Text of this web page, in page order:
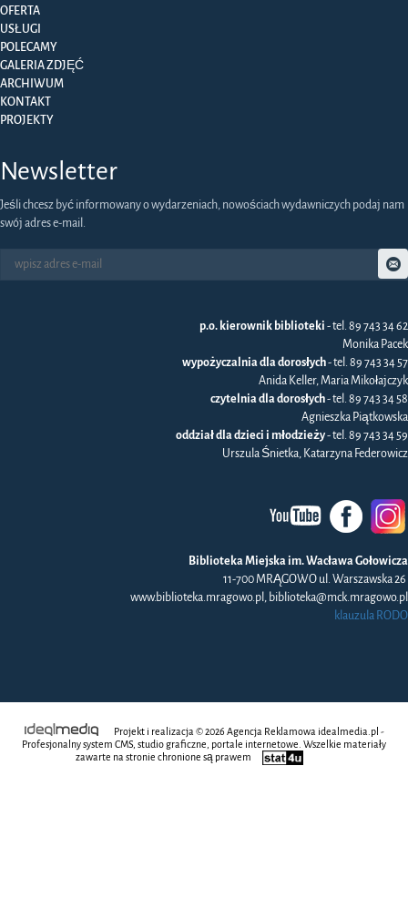
OFERTA
USŁUGI
POLECAMY
GALERIA ZDJĘĆ
ARCHIWUM
KONTAKT
PROJEKTY
Newsletter
Jeśli chcesz być informowany o wydarzeniach, nowościach wydawniczych podaj nam
swój adres e-mail.
p.o. kierownik biblioteki - tel. 89 743 34 62
Monika Pacek
wypożyczalnia dla dorosłych- tel. 89 743 34 57
Anida Keller, Maria Mikołajczyk
czytelnia dla dorosłych- tel. 89 743 34 58
Agnieszka Piątkowska
oddział dla dzieci i młodzieży- tel. 89 743 34 59
Urszula Śnietka, Katarzyna Federowicz
Biblioteka Miejska im. Wacława Gołowicza
11-700 MRĄGOWO ul. Warszawska 26
www.biblioteka.mragowo.pl, biblioteka@mck.mragowo.pl
klauzula RODO
Projekt i realizacja © 2026 Agencja Reklamowa idealmedia.pl -
Profesjonalny system CMS, studio graficzne, portale internetowe. Wszelkie materiały
zawarte na stronie chronione są prawem